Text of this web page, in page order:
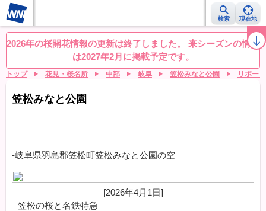
検索 現在地
桜レーダー 名所ランキング 桜開花予想NEWS お花見動画 目的別
2026年の桜開花情報の更新は終了しました。 来シーズンの情報
は2027年2月に掲載予定です。
トップ 花見・桜名所 中部 岐阜 笠松みなと公園 リポー
笠松みなと公園
-岐阜県羽島郡笠松町笠松みなと公園の空
[2026年4月1日]
笠松の桜と名鉄特急